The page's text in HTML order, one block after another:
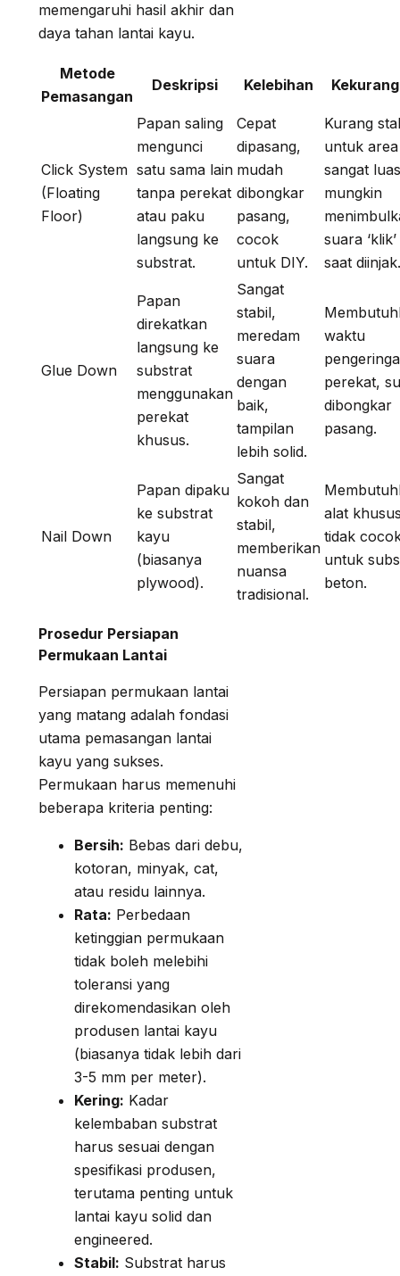
memengaruhi hasil akhir dan
daya tahan lantai kayu.
Metode
Pemasangan
Deskripsi Kelebihan
Click System
(Floating
Floor)
Papan saling
mengunci
satu sama lain
tanpa perekat
atau paku
langsung ke
substrat.
Cepat
dipasang,
mudah
dibongkar
pasang,
cocok
untuk DIY.
Kurang
untuk area
sangat
mungkin
suara ‘klik’
saat diinjak.
Glue Down
Papan
direkatkan
langsung ke
substrat
menggunakan
perekat
khusus.
Sangat
stabil,
meredam
suara
dengan
baik,
tampilan
lebih solid.
waktu
perekat,
dibongkar
pasang.
Nail Down
Papan dipaku
ke substrat
kayu
(biasanya
plywood).
Sangat
kokoh dan
stabil,
memberikan
nuansa
tradisional.
alat
tidak
untuk
beton.
Prosedur Persiapan
Permukaan Lantai
Persiapan permukaan lantai
yang matang adalah fondasi
utama pemasangan lantai
kayu yang sukses.
Permukaan harus memenuhi
beberapa kriteria penting:
Bersih: Bebas dari debu,
kotoran, minyak, cat,
atau residu lainnya.
Rata: Perbedaan
ketinggian permukaan
tidak boleh melebihi
toleransi yang
direkomendasikan oleh
produsen lantai kayu
(biasanya tidak lebih dari
3-5 mm per meter).
Kering: Kadar
kelembaban substrat
harus sesuai dengan
spesifikasi produsen,
terutama penting untuk
lantai kayu solid dan
engineered.
Stabil: Substrat harus